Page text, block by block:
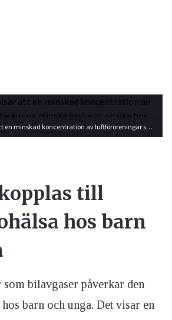
Studieresultaten visar att en minskad koncentration av luftföroreningar skulle kunna minska psykiskt ohälsa hos barn och ungdomar. Foto: Shutterstock
till
hos barn
bilavgaser påverkar den
barn och unga. Det visar en